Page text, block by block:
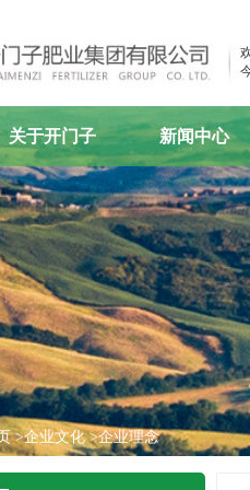
关于开门子
企业概况
组织机构
产业布局
领导致辞
企业荣誉
联系我们
新闻中心
公司新闻
媒体聚焦
视频中心
行业动态
>企业文化 >企业理念